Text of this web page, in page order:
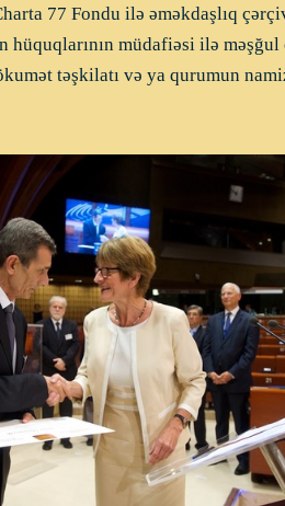
77 Fondu ilə əməkdaşlıq
hüquqlarının müdafiəsi ilə məşğul
təşkilatı və ya qurumun